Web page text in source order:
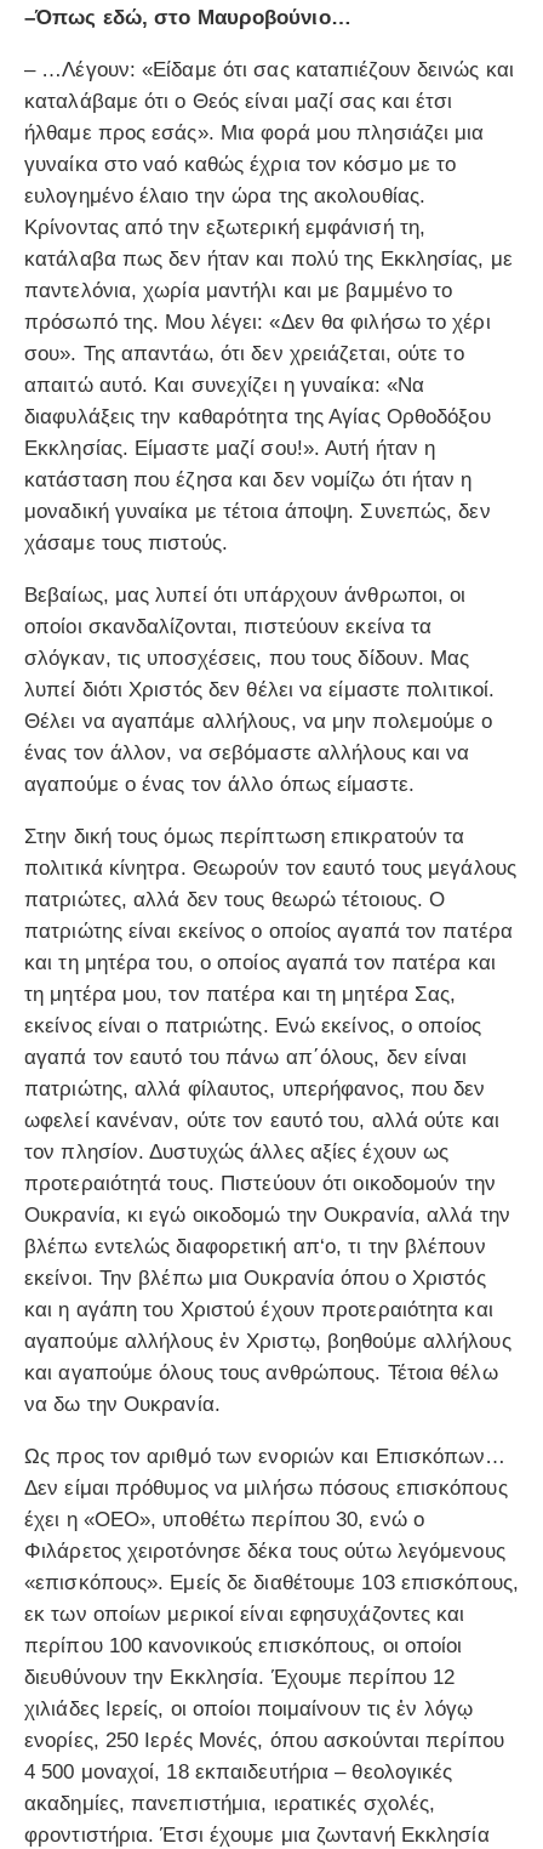
–Όπως εδώ, στο Μαυροβούνιο…
– …Λέγουν: «Είδαμε ότι σας καταπιέζουν δεινώς και
καταλάβαμε ότι ο Θεός είναι μαζί σας και έτσι
ήλθαμε προς εσάς». Μια φορά μου πλησιάζει μια
γυναίκα στο ναό καθώς έχρια τον κόσμο με το
ευλογημένο έλαιο την ώρα της ακολουθίας.
Κρίνοντας από την εξωτερική εμφάνισή τη,
κατάλαβα πως δεν ήταν και πολύ της Εκκλησίας, με
παντελόνια, χωρία μαντήλι και με βαμμένο το
πρόσωπό της. Μου λέγει: «Δεν θα φιλήσω το χέρι
σου». Της απαντάω, ότι δεν χρειάζεται, ούτε το
απαιτώ αυτό. Και συνεχίζει η γυναίκα: «Να
διαφυλάξεις την καθαρότητα της Αγίας Ορθοδόξου
Εκκλησίας. Είμαστε μαζί σου!». Αυτή ήταν η
κατάσταση που έζησα και δεν νομίζω ότι ήταν η
μοναδική γυναίκα με τέτοια άποψη. Συνεπώς, δεν
χάσαμε τους πιστούς.
Βεβαίως, μας λυπεί ότι υπάρχουν άνθρωποι, οι
οποίοι σκανδαλίζονται, πιστεύουν εκείνα τα
σλόγκαν, τις υποσχέσεις, που τους δίδουν. Μας
λυπεί διότι Χριστός δεν θέλει να είμαστε πολιτικοί.
Θέλει να αγαπάμε αλλήλους, να μην πολεμούμε ο
ένας τον άλλον, να σεβόμαστε αλλήλους και να
αγαπούμε ο ένας τον άλλο όπως είμαστε.
Στην δική τους όμως περίπτωση επικρατούν τα
πολιτικά κίνητρα. Θεωρούν τον εαυτό τους μεγάλους
πατριώτες, αλλά δεν τους θεωρώ τέτοιους. Ο
πατριώτης είναι εκείνος ο οποίος αγαπά τον πατέρα
και τη μητέρα του, ο οποίος αγαπά τον πατέρα και
τη μητέρα μου, τον πατέρα και τη μητέρα Σας,
εκείνος είναι ο πατριώτης. Ενώ εκείνος, ο οποίος
αγαπά τον εαυτό του πάνω απ΄όλους, δεν είναι
πατριώτης, αλλά φίλαυτος, υπερήφανος, που δεν
ωφελεί κανέναν, ούτε τον εαυτό του, αλλά ούτε και
τον πλησίον. Δυστυχώς άλλες αξίες έχουν ως
προτεραιότητά τους. Πιστεύουν ότι οικοδομούν την
Ουκρανία, κι εγώ οικοδομώ την Ουκρανία, αλλά την
βλέπω εντελώς διαφορετική απ‘ο, τι την βλέπουν
εκείνοι. Την βλέπω μια Ουκρανία όπου ο Χριστός
και η αγάπη του Χριστού έχουν προτεραιότητα και
αγαπούμε αλλήλους ἐν Χριστῳ, βοηθούμε αλλήλους
και αγαπούμε όλους τους ανθρώπους. Τέτοια θέλω
να δω την Ουκρανία.
Ως προς τον αριθμό των ενοριών και Επισκόπων…
Δεν είμαι πρόθυμος να μιλήσω πόσους επισκόπους
έχει η «ΟΕΟ», υποθέτω περίπου 30, ενώ ο
Φιλάρετος χειροτόνησε δέκα τους ούτω λεγόμενους
«επισκόπους». Εμείς δε διαθέτουμε 103 επισκόπους,
εκ των οποίων μερικοί είναι εφησυχάζοντες και
περίπου 100 κανονικούς επισκόπους, οι οποίοι
διευθύνουν την Εκκλησία. Έχουμε περίπου 12
χιλιάδες Ιερείς, οι οποίοι ποιμαίνουν τις ἐν λόγῳ
ενορίες, 250 Ιερές Μονές, όπου ασκούνται περίπου
4 500 μοναχοί, 18 εκπαιδευτήρια – θεολογικές
ακαδημίες, πανεπιστήμια, ιερατικές σχολές,
φροντιστήρια. Έτσι έχουμε μια ζωντανή Εκκλησία